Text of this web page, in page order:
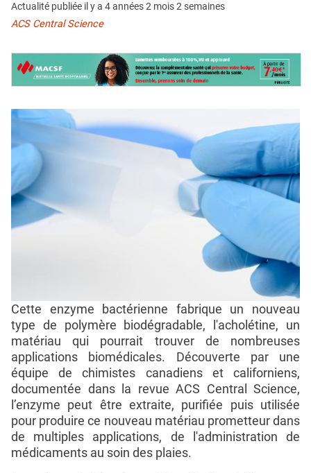
CRÉDITS
Actualité publiée il y a 4 années 2 mois 2 semaines
ACS Central Science
Cette enzyme bactérienne fabrique un nouveau
type de polymère biodégradable, l'acholétine, un
matériau qui pourrait trouver de nombreuses
applications biomédicales. Découverte par une
équipe de chimistes canadiens et californiens,
documentée dans la revue ACS Central Science,
l’enzyme peut être extraite, purifiée puis utilisée
pour produire ce nouveau matériau prometteur dans
de multiples applications, de l'administration de
médicaments au soin des plaies.